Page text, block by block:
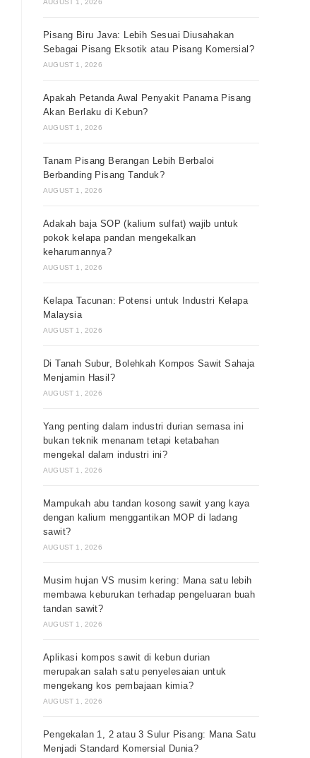
AUGUST 1, 2026
Pisang Biru Java: Lebih Sesuai Diusahakan
Sebagai Pisang Eksotik atau Pisang Komersial?
AUGUST 1, 2026
Apakah Petanda Awal Penyakit Panama Pisang
Akan Berlaku di Kebun?
AUGUST 1, 2026
Tanam Pisang Berangan Lebih Berbaloi
Berbanding Pisang Tanduk?
AUGUST 1, 2026
Adakah baja SOP (kalium sulfat) wajib untuk
pokok kelapa pandan mengekalkan
keharumannya?
AUGUST 1, 2026
Kelapa Tacunan: Potensi untuk Industri Kelapa
Malaysia
AUGUST 1, 2026
Di Tanah Subur, Bolehkah Kompos Sawit Sahaja
Menjamin Hasil?
AUGUST 1, 2026
Yang penting dalam industri durian semasa ini
bukan teknik menanam tetapi ketabahan
mengekal dalam industri ini?
AUGUST 1, 2026
Mampukah abu tandan kosong sawit yang kaya
dengan kalium menggantikan MOP di ladang
sawit?
AUGUST 1, 2026
Musim hujan VS musim kering: Mana satu lebih
membawa keburukan terhadap pengeluaran buah
tandan sawit?
AUGUST 1, 2026
Aplikasi kompos sawit di kebun durian
merupakan salah satu penyelesaian untuk
mengekang kos pembajaan kimia?
AUGUST 1, 2026
Pengekalan 1, 2 atau 3 Sulur Pisang: Mana Satu
Menjadi Standard Komersial Dunia?